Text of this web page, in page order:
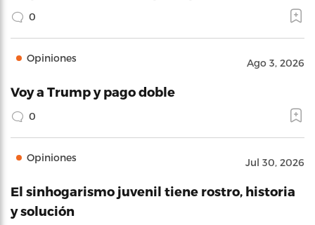
0
Opiniones Ago 3, 2026
Voy a Trump y pago doble
0
Opiniones Jul 30, 2026
El sinhogarismo juvenil tiene rostro, historia
y solución